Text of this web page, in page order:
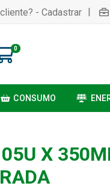
- Cadastrar |
0
CONSUMO
X